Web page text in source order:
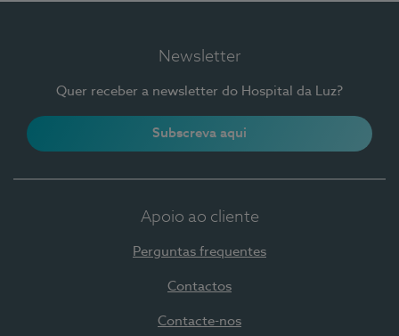
Newsletter
Quer receber a newsletter do Hospital da Luz?
Subscreva aqui
Apoio ao cliente
Perguntas frequentes
Contactos
Contacte-nos